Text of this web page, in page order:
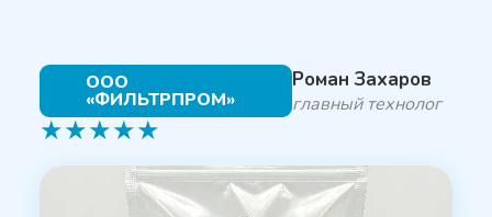
ООО
«ФИЛЬТРПРОМ»
Роман Захаров
главный технолог
★★★★★